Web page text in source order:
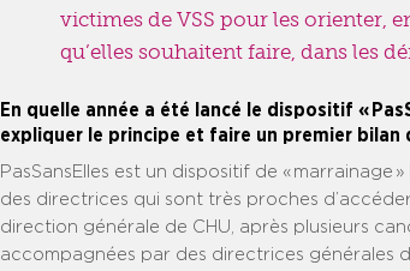
victimes de VSS pour les orienter,
qu’elles souhaitent faire, dans les
En quelle année a été lancé le dispositif «
expliquer le principe et faire un premier bilan
PasSansElles est un dispositif de « marrainage
des directrices qui sont très proches
direction générale de CHU, après plusieurs
accompagnées par des directrices générales